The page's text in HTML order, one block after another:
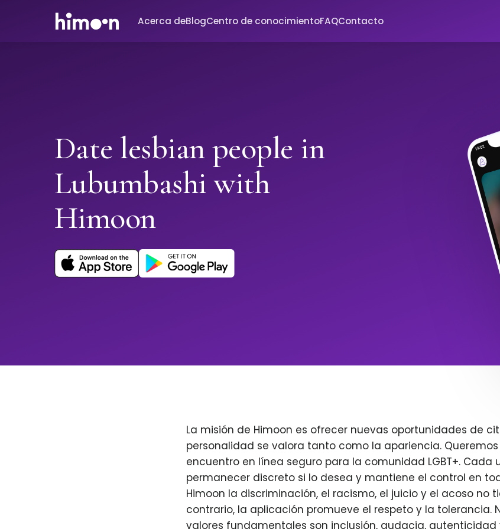
Acerca deBlogCentro de conocimientoFAQContacto
Date lesbian people in
Lubumbashi with
Himoon
La misión de Himoon es ofrecer nuevas oportunidades de
personalidad se valora tanto como la apariencia.
encuentro en línea seguro para la comunidad LGBT+. Cada
permanecer discreto si lo desea y mantiene el control en
Himoon la discriminación, el racismo, el juicio y el acoso no
contrario, la aplicación promueve el respeto y la tolerancia.
valores fundamentales son inclusión, audacia, autenticidad